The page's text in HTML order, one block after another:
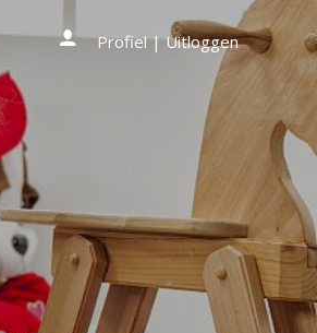
Profiel |Uitloggen